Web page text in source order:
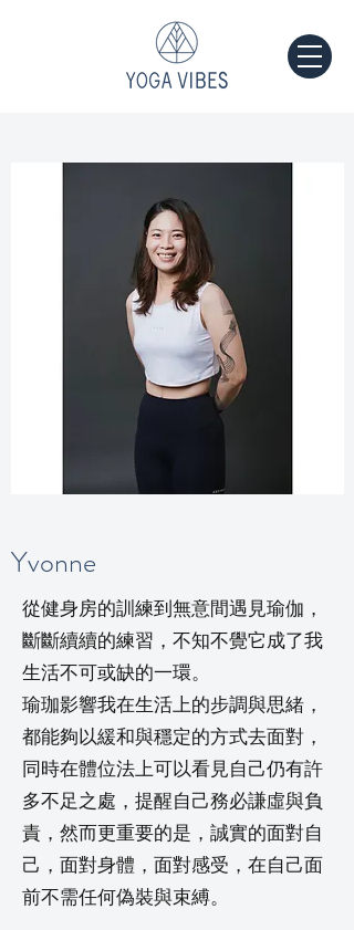
Yvonne
從健身房的訓練到無意間遇見瑜伽，
斷斷續續的練習，不知不覺它成了我
生活不可或缺的一環。
瑜珈影響我在生活上的步調與思緒，
都能夠以緩和與穩定的方式去面對，
同時在體位法上可以看見自己仍有許
多不足之處，提醒自己務必謙虛與負
責，然而更重要的是，誠實的面對自
己，面對身體，面對感受，在自己面
前不需任何偽裝與束縛。